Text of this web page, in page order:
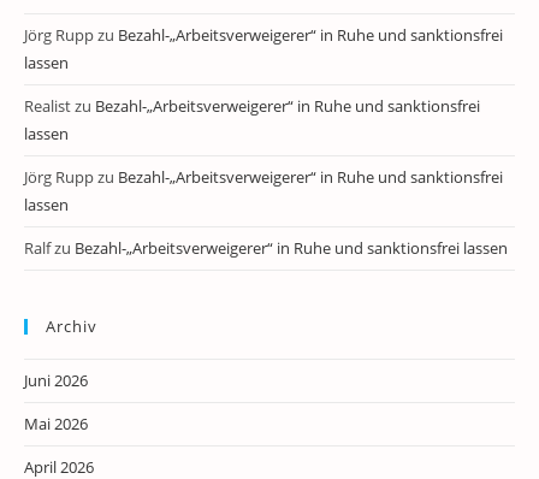
Jörg Ruppzu Bezahl-„Arbeitsverweigerer“ in Ruhe und sanktionsfrei
lassen
Realistzu Bezahl-„Arbeitsverweigerer“ in Ruhe und sanktionsfrei
lassen
Jörg Ruppzu Bezahl-„Arbeitsverweigerer“ in Ruhe und sanktionsfrei
lassen
Ralfzu Bezahl-„Arbeitsverweigerer“ in Ruhe und sanktionsfrei lassen
Archiv
Juni 2026
Mai 2026
April 2026